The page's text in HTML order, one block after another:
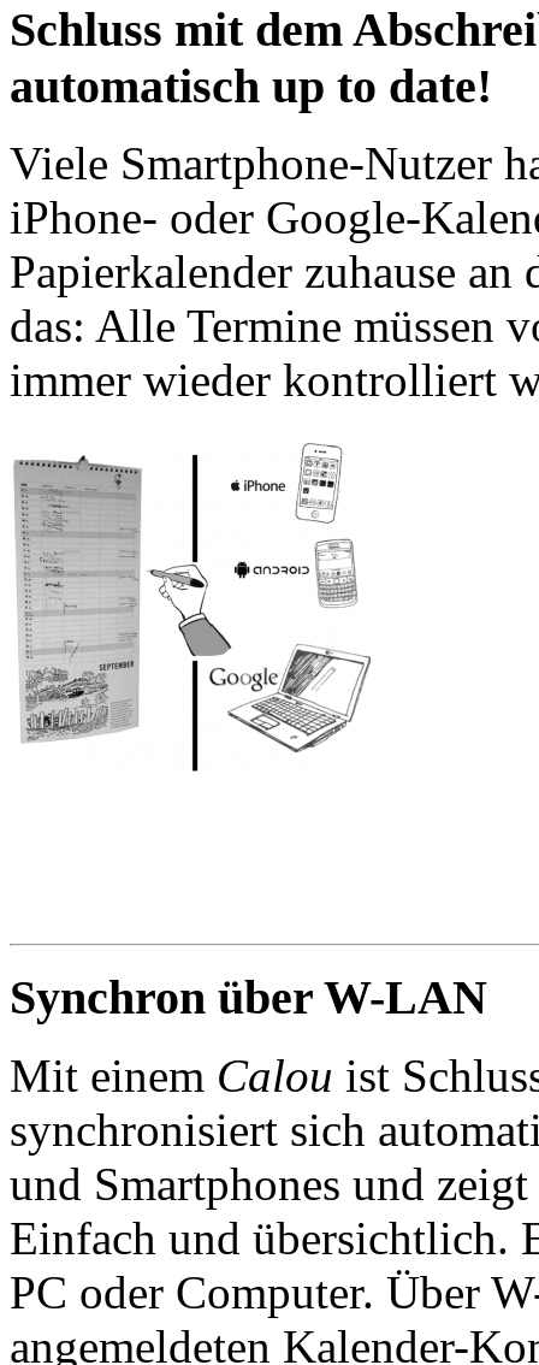
Schluss mit dem
automatisch up to date!
Viele Smartphone-Nutzer
iPhone- oder Google-
Papierkalender zuhause
das: Alle Termine müssen
immer wieder kontrolliert
Synchron über W-LAN
Mit einem Calou ist
synchronisiert sich
und Smartphones und
Einfach und übersichtlich.
PC oder Computer. Über
angemeldeten Kalender-